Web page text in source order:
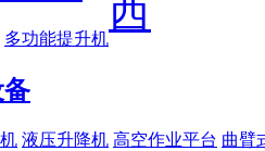
多功能提升机
液压升降机 高空作业平台 曲臂
西